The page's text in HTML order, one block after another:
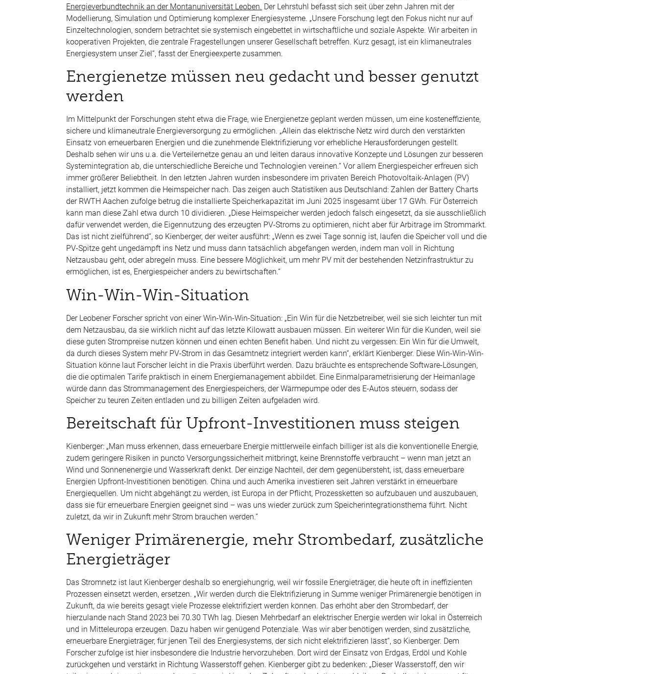
Energieverbundtechnik an der Montanuniversität Leoben. Der Lehrstuhl befasst sich seit über zehn Jahren mit der
Modellierung, Simulation und Optimierung komplexer Energiesysteme. „Unsere Forschung legt den Fokus nicht nur auf
Einzeltechnologien, sondern betrachtet sie systemisch eingebettet in wirtschaftliche und soziale Aspekte. Wir arbeiten in
kooperativen Projekten, die zentrale Fragestellungen unserer Gesellschaft betreffen. Kurz gesagt, ist ein klimaneutrales
Energiesystem unser Ziel“, fasst der Energieexperte zusammen.
Energienetze müssen neu gedacht und besser genutzt
werden
Im Mittelpunkt der Forschungen steht etwa die Frage, wie Energienetze geplant werden müssen, um eine kosteneffiziente,
sichere und klimaneutrale Energieversorgung zu ermöglichen. „Allein das elektrische Netz wird durch den verstärkten
Einsatz von erneuerbaren Energien und die zunehmende Elektrifizierung vor erhebliche Herausforderungen gestellt.
Deshalb sehen wir uns u.a. die Verteilernetze genau an und leiten daraus innovative Konzepte und Lösungen zur besseren
Systemintegration ab, die unterschiedliche Bereiche und Technologien vereinen.“ Vor allem Energiespeicher erfreuen sich
immer größerer Beliebtheit. In den letzten Jahren wurden insbesondere im privaten Bereich Photovoltaik-Anlagen (PV)
installiert, jetzt kommen die Heimspeicher nach. Das zeigen auch Statistiken aus Deutschland: Zahlen der Battery Charts
der RWTH Aachen zufolge betrug die installierte Speicherkapazität im Juni 2025 insgesamt über 17 GWh. Für Österreich
kann man diese Zahl etwa durch 10 dividieren. „Diese Heimspeicher werden jedoch falsch eingesetzt, da sie ausschließlich
dafür verwendet werden, die Eigennutzung des erzeugten PV-Stroms zu optimieren, nicht aber für Arbitrage im Strommarkt.
Das ist nicht zielführend“, so Kienberger, der weiter ausführt: „Wenn es zwei Tage sonnig ist, laufen die Speicher voll und die
PV-Spitze geht ungedämpft ins Netz und muss dann tatsächlich abgefangen werden, indem man voll in Richtung
Netzausbau geht, oder abregeln muss. Eine bessere Möglichkeit, um mehr PV mit der bestehenden Netzinfrastruktur zu
ermöglichen, ist es, Energiespeicher anders zu bewirtschaften.“
Win-Win-Win-Situation
Der Leobener Forscher spricht von einer Win-Win-Win-Situation: „EinWin für die Netzbetreiber, weil sie sich leichter tun mit
dem Netzausbau, da sie wirklich nicht auf das letzte Kilowatt ausbauen müssen. Ein weitererWin für die Kunden, weil sie
diese guten Strompreise nutzen können und einen echten Benefit haben. Und nicht zu vergessen: EinWin für die Umwelt,
da durch dieses System mehr PV-Strom in das Gesamtnetz integriert werden kann“, erklärt Kienberger. Diese Win-Win-Win-
Situation könne laut Forscher leicht in die Praxis überführt werden. Dazu bräuchte es entsprechende Software-Lösungen,
die die optimalen Tarife praktisch in einem Energiemanagement abbildet. Eine Einmalparametrisierung der Heimanlage
würde dann das Strommanagement des Energiespeichers, der Wärmepumpe oder des E-Autos steuern, sodass der
Speicher zu teuren Zeiten entladen und zu billigen Zeiten aufgeladen wird.
Bereitschaft für Upfront-Investitionen muss steigen
Kienberger: „Man muss erkennen, dass erneuerbare Energie mittlerweile einfach billiger ist als die konventionelle Energie,
zudem geringere Risiken in puncto Versorgungssicherheit mitbringt, keine Brennstoffe verbraucht – wenn man jetzt an
Wind und Sonnenenergie und Wasserkraft denkt. Der einzige Nachteil, der dem gegenübersteht, ist, dass erneuerbare
Energien Upfront-Investitionen benötigen. China und auch Amerika investieren seit Jahren verstärkt in erneuerbare
Energiequellen. Um nicht abgehängt zu werden, ist Europa in der Pflicht, Prozessketten so aufzubauen und auszubauen,
dass sie für erneuerbare Energien geeignet sind – was uns wieder zurück zum Speicherintegrationsthema führt. Nicht
zuletzt, da wir in Zukunft mehr Strom brauchen werden.“
Weniger Primärenergie, mehr Strombedarf, zusätzliche
Energieträger
Das Stromnetz ist laut Kienberger deshalb so energiehungrig, weil wir fossile Energieträger, die heute oft in ineffizienten
Prozessen einsetzt werden, ersetzen. „Wir werden durch die Elektrifizierung in Summe weniger Primärenergie benötigen in
Zukunft, da wie bereits gesagt viele Prozesse elektrifiziert werden können. Das erhöht aber den Strombedarf, der
hierzulande nach Stand 2023 bei 70.30 TWh lag. Diesen Mehrbedarf an elektrischer Energie werden wir lokal in Österreich
und in Mitteleuropa erzeugen. Dazu haben wir genügend Potenziale. Was wir aber benötigen werden, sind zusätzliche,
erneuerbare Energieträger, für jenen Teil des Energiesystems, der sich nicht elektrifizieren lässt“, so Kienberger. Dem
Forscher zufolge ist hier insbesondere die Industrie hervorzuheben. Dort wird der Einsatz von Erdgas, Erdöl und Kohle
zurückgehen und verstärkt in Richtung Wasserstoff gehen. Kienberger gibt zu bedenken: „Dieser Wasserstoff, den wir